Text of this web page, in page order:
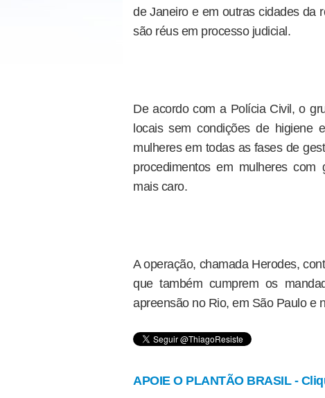
de Janeiro e em outras cidades da
são réus em processo judicial.
De acordo com a Polícia Civil, o
locais sem condições de higiene
mulheres em todas as fases de
procedimentos em mulheres com
mais caro.
A operação, chamada Herodes,
que também cumprem os
apreensão no Rio, em São Paulo e
APOIE O PLANTÃO BRASIL -